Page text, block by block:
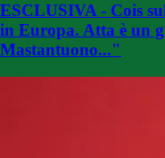
ESCLUSIVA - Cois
in Europa. Atta è un
Mastantuono..."